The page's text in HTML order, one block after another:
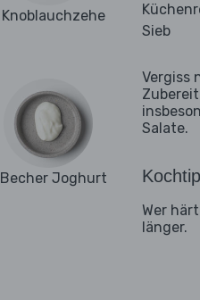
Knoblauchzehe
Becher Joghurt
Sieb
Vergiss
Salate.
Wer
länger.